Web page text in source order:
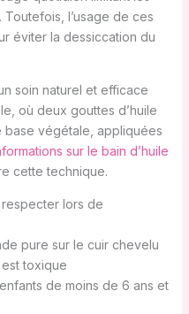
l’usage de ces
éviter la dessiccation du
soin naturel et efficace
où deux gouttes d’huile
végétale, appliquées
sur le bain d’huile
cette technique.
respecter lors de
pure sur le cuir chevelu
toxique
de moins de 6 ans et